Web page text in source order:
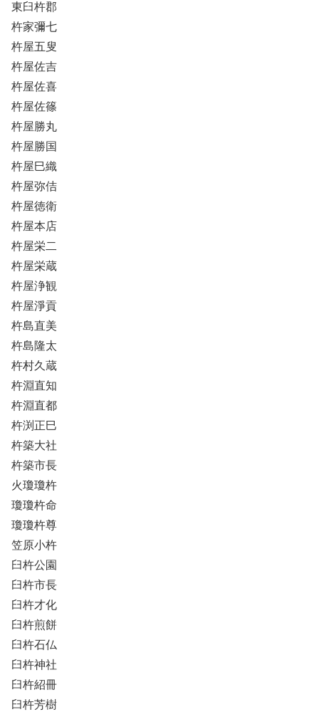
東臼杵郡
杵家彌七
杵屋五叟
杵屋佐吉
杵屋佐喜
杵屋佐篠
杵屋勝丸
杵屋勝国
杵屋巳織
杵屋弥佶
杵屋徳衛
杵屋本店
杵屋栄二
杵屋栄蔵
杵屋浄観
杵屋淨貢
杵島直美
杵島隆太
杵村久蔵
杵淵直知
杵淵直都
杵渕正巳
杵築大社
杵築市長
火瓊瓊杵
瓊瓊杵命
瓊瓊杵尊
笠原小杵
臼杵公園
臼杵市長
臼杵才化
臼杵煎餅
臼杵石仏
臼杵神社
臼杵紹冊
臼杵芳樹